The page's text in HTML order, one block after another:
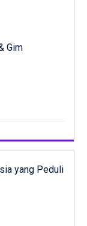
Gim
yang Peduli